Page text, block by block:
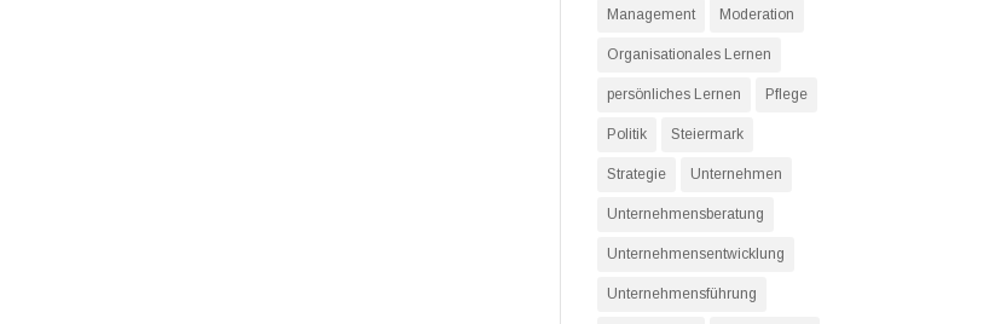
Management Moderation
Organisationales Lernen
persönliches Lernen Pflege
Politik Steiermark
Strategie Unternehmen
Unternehmensberatung
Unternehmensentwicklung
Unternehmensführung